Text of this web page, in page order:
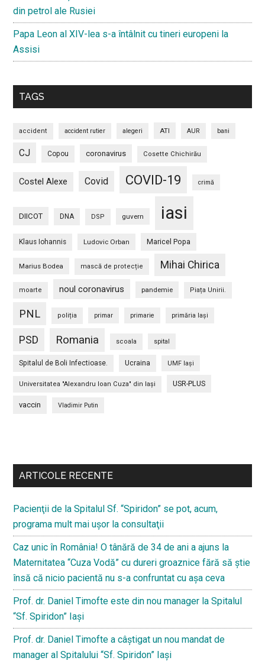
din petrol ale Rusiei
Papa Leon al XIV-lea s-a întâlnit cu tineri europeni la
Assisi
TAGS
accident accident rutier alegeri ATI AUR bani
CJ Copou coronavirus Cosette Chichirău
Costel Alexe Covid COVID-19 crimă
DIICOT DNA DSP guvern iasi
Klaus Iohannis Ludovic Orban Maricel Popa
Marius Bodea mască de protecție Mihai Chirica
moarte noul coronavirus pandemie Piața Unirii.
PNL poliția primar primarie primăria Iași
PSD Romania scoala spital
Spitalul de Boli Infectioase. Ucraina UMF Iași
Universitatea "Alexandru Ioan Cuza" din Iaşi USR-PLUS
vaccin Vladimir Putin
secundara
ARTICOLE RECENTE
Pacienţii de la Spitalul Sf. “Spiridon” se pot, acum,
programa mult mai uşor la consultaţii
Caz unic în România! O tânără de 34 de ani a ajuns la
Maternitatea “Cuza Vodă” cu dureri groaznice fără să ştie
însă că nicio pacientă nu s-a confruntat cu așa ceva
Prof. dr. Daniel Timofte este din nou manager la Spitalul
“Sf. Spiridon” Iaşi
Prof. dr. Daniel Timofte a câștigat un nou mandat de
manager al Spitalului “Sf. Spiridon” Iași